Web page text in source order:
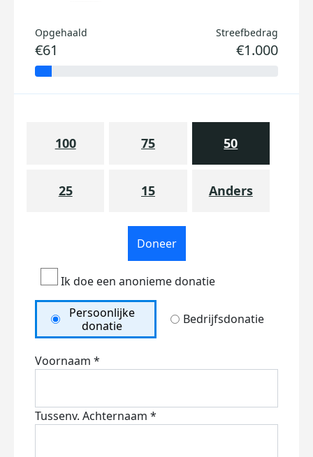
Opgehaald
€61
Streefbedrag
€1.000
100 75 50
25 15 Anders
Doneer
Ik doe een anonieme donatie
Persoonlijke
donatie
Bedrijfsdonatie
Voornaam *
Tussenv. Achternaam *